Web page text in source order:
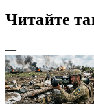
Читайте
—